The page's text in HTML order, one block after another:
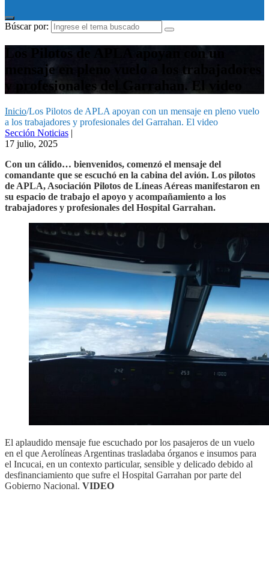
Búscar por:
Los Pilotos de APLA apoyan con un
mensaje en pleno vuelo a los trabajadores
y profesionales del Garrahan. El video
Inicio/Los Pilotos de APLA apoyan con un mensaje en pleno vuelo
a los trabajadores y profesionales del Garrahan. El video
Sección Noticias |
17 julio, 2025
Con un cálido… bienvenidos, comenzó el mensaje del
comandante que se escuchó en la cabina del avión. Los pilotos
de APLA, Asociación Pilotos de Líneas Aéreas manifestaron en
su espacio de trabajo el apoyo y acompañamiento a los
trabajadores y profesionales del Hospital Garrahan.
El aplaudido mensaje fue escuchado por los pasajeros de un vuelo
en el que Aerolíneas Argentinas trasladaba órganos e insumos para
el Incucai, en un contexto particular, sensible y delicado debido al
desfinanciamiento que sufre el Hospital Garrahan por parte del
Gobierno Nacional. VIDEO